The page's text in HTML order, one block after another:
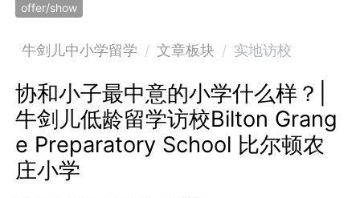
offer/show
牛剑儿中小学留学 / 文章板块 / 实地访校
协和小子最中意的小学什么样？|
牛剑儿低龄留学访校Bilton Grang
e Preparatory School 比尔顿农
庄小学